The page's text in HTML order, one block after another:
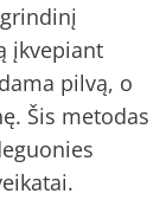
įkvepiant
pilvą, o
Šis metodas